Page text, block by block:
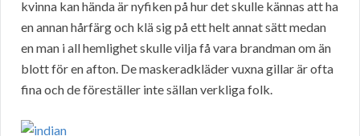
kvinna kan hända är nyfiken på hur det skulle kännas att ha
en annan hårfärg och klä sig på ett helt annat sätt medan
en man i all hemlighet skulle vilja få vara brandman om än
blott för en afton. De maskeradkläder vuxna gillar är ofta
fina och de föreställer inte sällan verkliga folk.